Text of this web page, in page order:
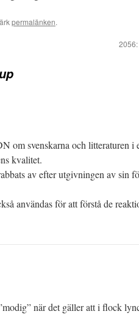
permalänken.
om svenskarna och litteraturen i
kvalitet.
av efter utgivningen av sin
användas för att förstå de
när det gäller att i flock